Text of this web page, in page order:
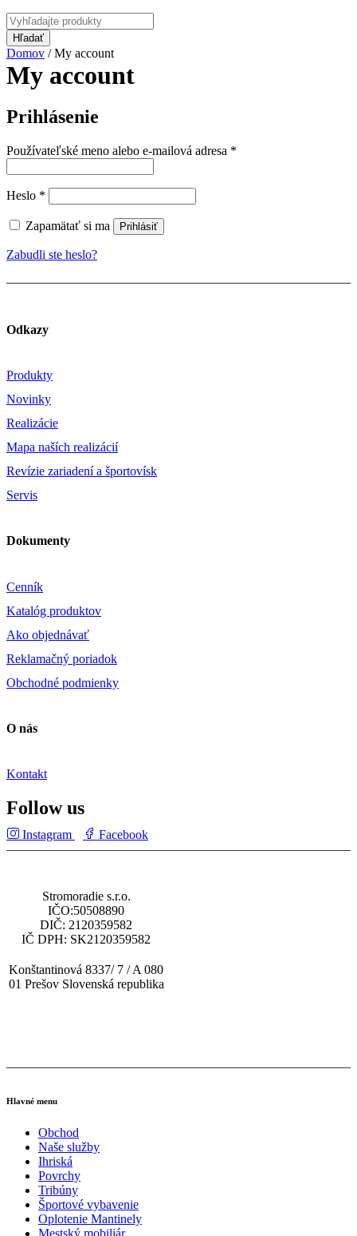
Domov / My account
My account
Prihlásenie
Používateľské meno alebo e-mailová adresa *
Heslo *
Zapamätať si ma Prihlásiť
Zabudli ste heslo?
Odkazy
Produkty
Novinky
Realizácie
Mapa naších realizácií
Revízie zariadení a športovísk
Servis
Dokumenty
Cenník
Katalóg produktov
Ako objednávať
Reklamačný poriadok
Obchodné podmienky
O nás
Kontakt
Follow us
Instagram Facebook
Stromoradie s.r.o.
IČO:50508890
DIČ: 2120359582
IČ DPH: SK2120359582
Konštantinová 8337/ 7 / A 080
01 Prešov Slovenská republika
Hlavné menu
Obchod
Naše služby
Ihriská
Povrchy
Tribúny
Športové vybavenie
Oplotenie Mantinely
Mestský mobiliár